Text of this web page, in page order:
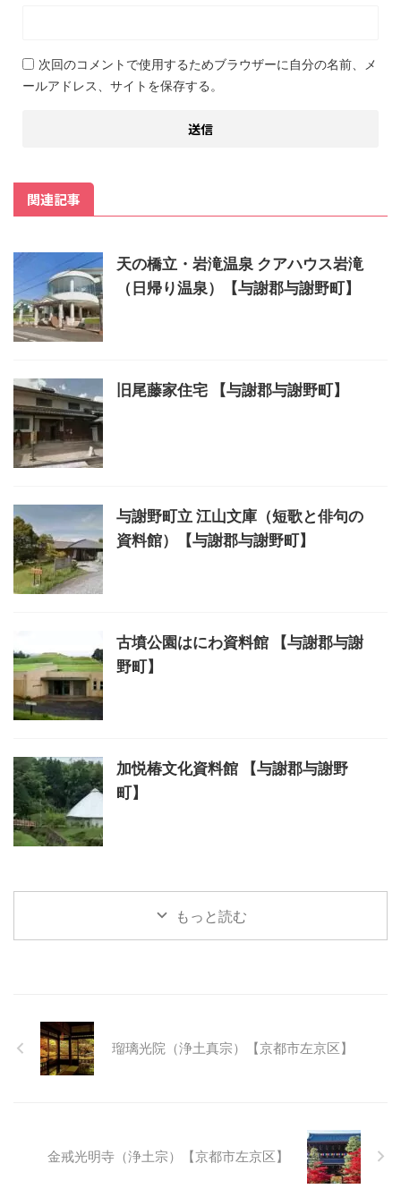
次回のコメントで使用するためブラウザーに自分の名前、メ
ールアドレス、サイトを保存する。
関連記事
天の橋立・岩滝温泉 クアハウス岩滝
（日帰り温泉）【与謝郡与謝野町】
旧尾藤家住宅 【与謝郡与謝野町】
与謝野町立 江山文庫（短歌と俳句の
資料館）【与謝郡与謝野町】
古墳公園はにわ資料館 【与謝郡与謝
野町】
加悦椿文化資料館 【与謝郡与謝野
町】
もっと読む
瑠璃光院（浄土真宗）【京都市左京区】
金戒光明寺（浄土宗）【京都市左京区】